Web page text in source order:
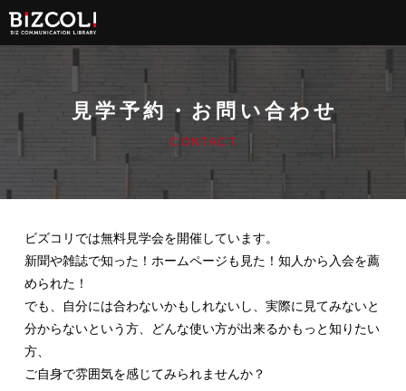
見学予約・お問い合わせ
CONTACT
ビズコリでは無料見学会を開催しています。
新聞や雑誌で知った！ホームページも見た！知人から入会を薦
められた！
でも、自分には合わないかもしれないし、実際に見てみないと
分からないという方、どんな使い方が出来るかもっと知りたい
方、
ご自身で雰囲気を感じてみられませんか？